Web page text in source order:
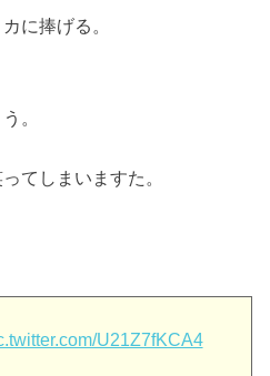
に捧げる。
。
てしまいますた。
U21Z7fKCA4